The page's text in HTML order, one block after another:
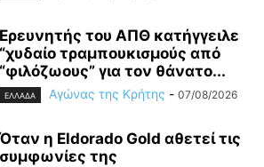
Ερευνητής του ΑΠΘ κατήγγειλε
“χυδαίο τραμπουκισμούς από
“φιλόζωους” για τον θάνατο...
ΕΛΛΑΔΑ Αγώνας της Κρήτης - 07/08/2026
Όταν η Eldorado Gold αθετεί τις
συμφωνίες της